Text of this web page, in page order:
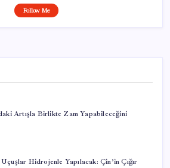
Follow Me
Artışla Birlikte Zam Yapabileceğini
Hidrojenle Yapılacak: Çin’in Çığır